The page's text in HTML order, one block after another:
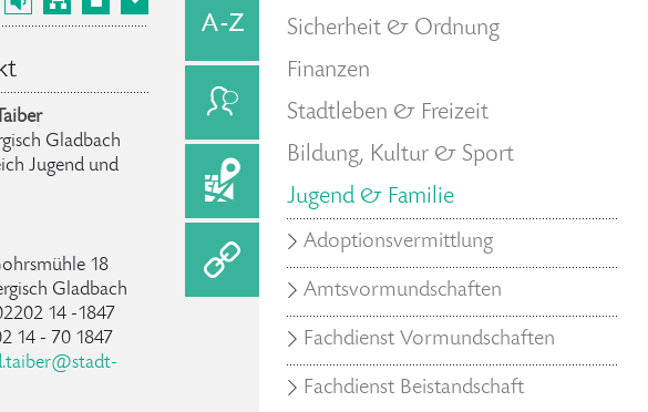
Gladbach
Jugend und
18
Gladbach
14 -1847
14 - 70 1847
Sicherheit & Ordnung
Finanzen
Stadtleben & Freizeit
Bildung, Kultur & Sport
Jugend & Familie
Adoptionsvermittlung
Amtsvormundschaften
Fachdienst Vormundschaften
Fachdienst Beistandschaft